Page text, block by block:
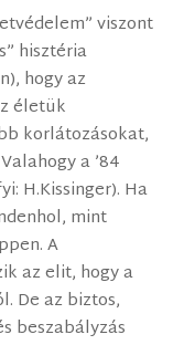
viszont
hisztéria
hogy az
életük
korlátozásokat,
a ’84
H.Kissinger). Ha
mint
A
az elit, hogy a
De az biztos,
beszabályzás